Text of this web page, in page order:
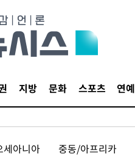
지방 문화 스포츠 연예
세아니아 중동/아프리카